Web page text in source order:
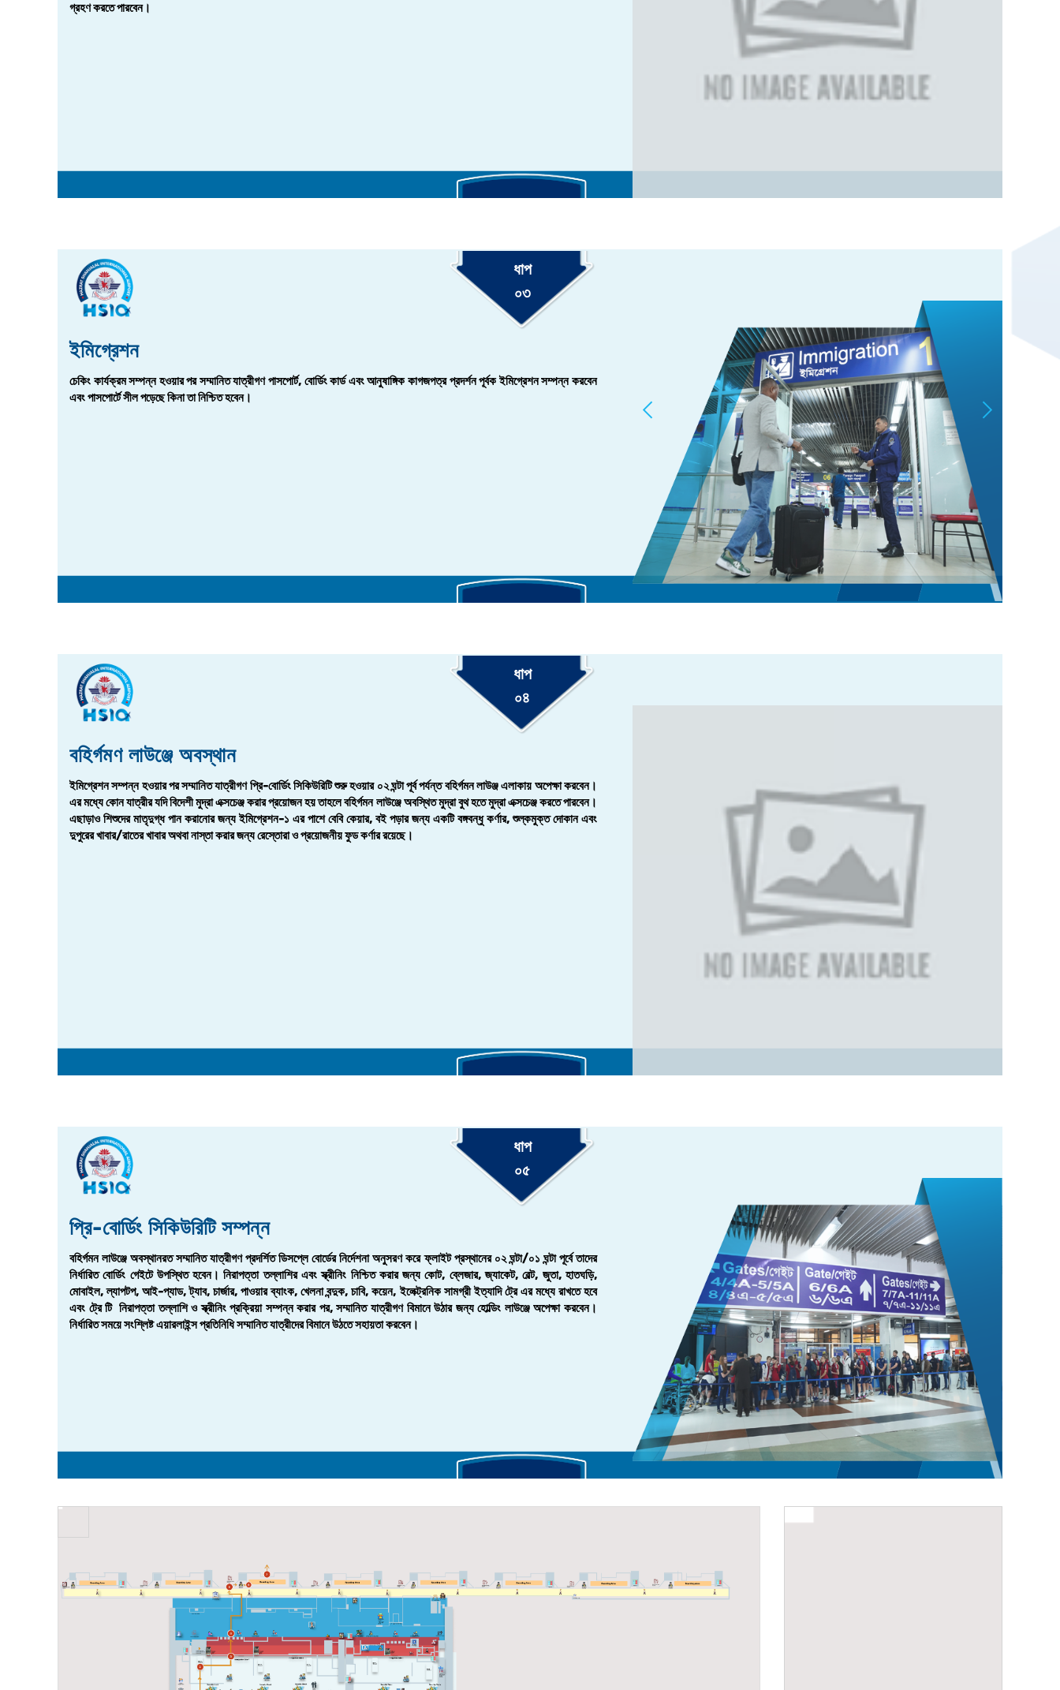
গ্রহণ করতে পারবেন।
ধাপ
০৩
ইমিগ্রেশন
চেকিং কার্যক্রম সম্পন্ন হওয়ার পর সম্মানিত যাত্রীগণ পাসপোর্ট, বোর্ডিং কার্ড এবং আনুষাঙ্গিক কাগজপত্র প্রদর্শন পূর্বক ইমিগ্রেশন সম্পন্ন করবেন
এবং পাসপোর্টে সীল পড়েছে কিনা তা নিশ্চিত হবেন।
ধাপ
০৪
বহির্গমণ লাউঞ্জে অবস্থান
ইমিগ্রেশন সম্পন্ন হওয়ার পর সম্মানিত যাত্রীগণ প্রি-বোর্ডিং সিকিউরিটি শুরু হওয়ার ০২ ঘন্টা পূর্ব পর্যন্ত বহির্গমন লাউঞ্জ এলাকায় অপেক্ষা করবেন।
এর মধ্যে কোন যাত্রীর যদি বিদেশী মুদ্রা এক্সচেঞ্জ করার প্রয়োজন হয় তাহলে বহির্গমন লাউঞ্জে অবস্থিত মুদ্রা বুথ হতে মুদ্রা এক্সচেঞ্জ করতে পারবেন।
এছাড়াও শিশুদের মাতৃদুগ্ধ পান করানোর জন্য ইমিগ্রেশন-১ এর পাশে বেবি কেয়ার, বই পড়ার জন্য একটি বঙ্গবন্ধু কর্ণার, শুল্কমুক্ত দোকান এবং
দুপুরের খাবার/রাতের খাবার অথবা নাস্তা করার জন্য রেস্তোরা ও প্রয়োজনীয় ফুড কর্ণার রয়েছে।
ধাপ
০৫
প্রি-বোর্ডিং সিকিউরিটি সম্পন্ন
বহির্গমন লাউঞ্জে অবস্থানরত সম্মানিত যাত্রীগণ প্রদর্শিত ডিসপ্লে বোর্ডের নির্দেশনা অনুসরণ করে ফ্লাইট প্রস্থানের ০২ ঘন্টা/০১ ঘন্টা পূর্বে তাদের
নির্ধারিত বোর্ডিং গেইটে উপস্থিত হবেন। নিরাপত্তা তল্লাশির এবং স্ক্রীনিং নিশ্চিত করার জন্য কোট, ব্লেজার, জ্যাকেট, বেল্ট, জুতা, হাতঘড়ি,
মোবাইল, ল্যাপটপ, আই-প্যাড, ট্যাব, চার্জার, পাওয়ার ব্যাংক, খেলনা বন্দুক, চাবি, কয়েন, ইলেক্ট্রনিক সামগ্রী ইত্যাদি ট্রে এর মধ্যে রাখতে হবে
এবং ট্রে টি নিরাপত্তা তল্লাশি ও স্ক্রীনিং প্রক্রিয়া সম্পন্ন করার পর, সম্মানিত যাত্রীগণ বিমানে উঠার জন্য হোল্ডিং লাউঞ্জে অপেক্ষা করবেন।
নির্ধারিত সময়ে সংশ্লিষ্ট এয়ারলাইন্স প্রতিনিধি সম্মানিত যাত্রীদের বিমানে উঠতে সহায়তা করবেন।